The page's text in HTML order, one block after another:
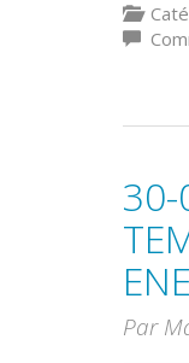
30-
Par